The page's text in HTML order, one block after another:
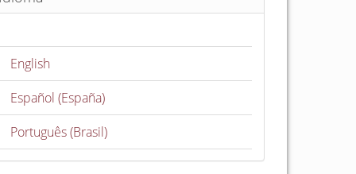
English
Español (España)
Português (Brasil)